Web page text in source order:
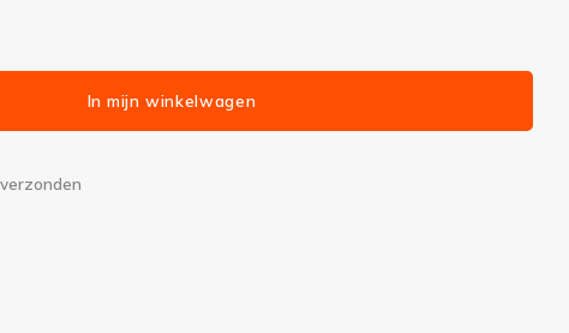
In mijn winkelwagen